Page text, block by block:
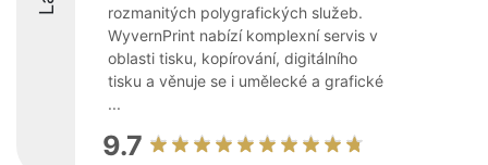
rozmanitých polygrafických služeb.
WyvernPrint nabízí komplexní servis v
oblasti tisku, kopírování, digitálního
tisku a věnuje se i umělecké a grafické
...
9.7